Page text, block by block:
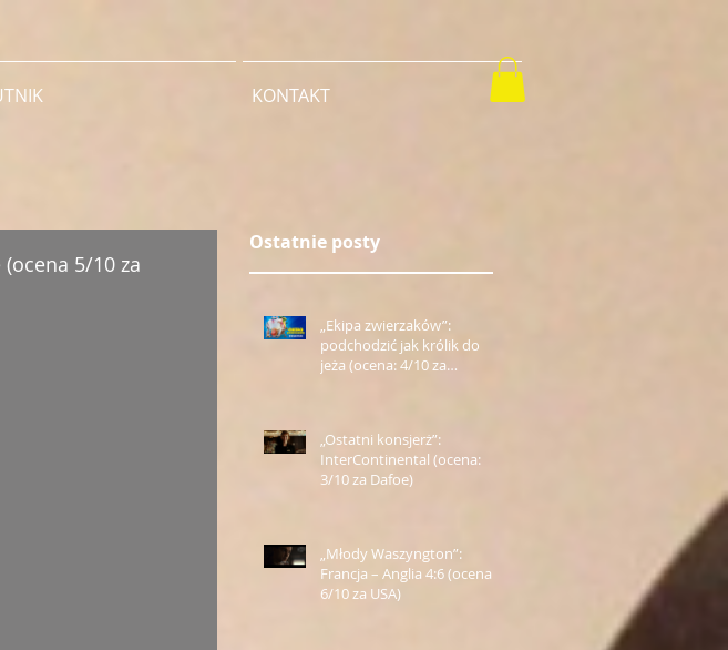
KONTAKT
5/10 za
Ostatnie posty
„Ekipa zwierzaków”:
podchodzić jak królik do
jeża (ocena: 4/10 za
„Ostatni konsjerż”:
InterContinental (ocena:
3/10 za Dafoe)
„Młody Waszyngton”:
Francja – Anglia 4:6 (ocena:
6/10 za USA)